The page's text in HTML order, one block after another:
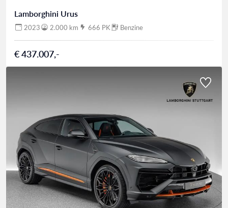
Lamborghini Urus
2023 2.000 km 666 PK Benzine
€ 437.007,-